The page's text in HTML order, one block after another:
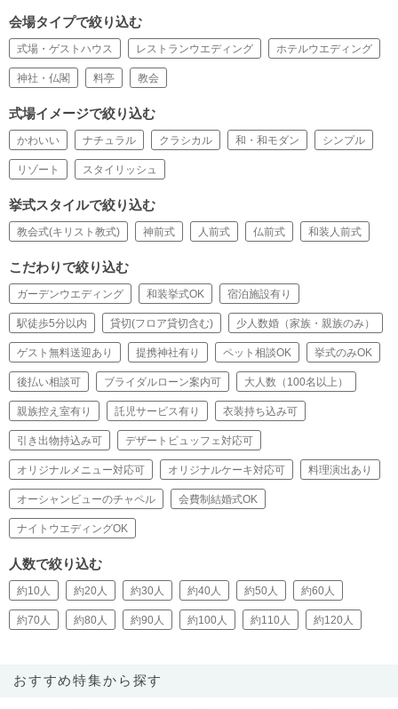
会場タイプで絞り込む
式場・ゲストハウス レストランウエディング ホテルウエディング
神社・仏閣 料亭 教会
式場イメージで絞り込む
かわいい ナチュラル クラシカル 和・和モダン シンプル
リゾート スタイリッシュ
挙式スタイルで絞り込む
教会式(キリスト教式) 神前式 人前式 仏前式 和装人前式
こだわりで絞り込む
ガーデンウエディング 和装挙式OK 宿泊施設有り
駅徒歩5分以内 貸切(フロア貸切含む) 少人数婚（家族・親族のみ）
ゲスト無料送迎あり 提携神社有り ペット相談OK 挙式のみOK
後払い相談可 ブライダルローン案内可 大人数（100名以上）
親族控え室有り 託児サービス有り 衣装持ち込み可
引き出物持込み可 デザートビュッフェ対応可
オリジナルメニュー対応可 オリジナルケーキ対応可 料理演出あり
オーシャンビューのチャペル 会費制結婚式OK
ナイトウエディングOK
人数で絞り込む
約10人 約20人 約30人 約40人 約50人 約60人
約70人 約80人 約90人 約100人 約110人 約120人
おすすめ特集から探す